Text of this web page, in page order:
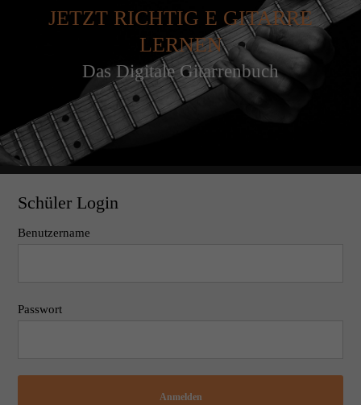
JETZT RICHTIG E GITARRE
LERNEN
Das Digitale Gitarrenbuch
Schüler Login
Benutzername
Passwort
Anmelden